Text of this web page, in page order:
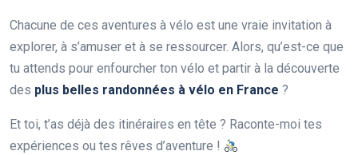
Chacune de ces aventures à vélo est une vraie invitation à
explorer, à s’amuser et à se ressourcer. Alors, qu’est-ce que
tu attends pour enfourcher ton vélo et partir à la découverte
des plus belles randonnées à vélo en France ?
Et toi, t’as déjà des itinéraires en tête ? Raconte-moi tes
expériences ou tes rêves d’aventure !